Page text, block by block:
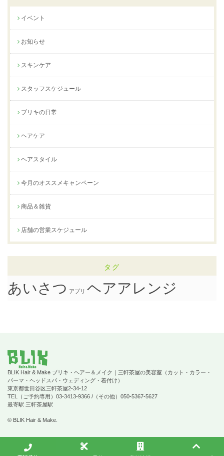
イベント
お知らせ
スキンケア
スタッフスケジュール
ブリキの日常
ヘアケア
ヘアスタイル
今月のオススメキャンペーン
商品＆雑貨
店舗の営業スケジュール
タグ
あいさつ アプリ ヘアアレンジ
BLIK Hair & Make ブリキ・ヘアー＆メイク｜三軒茶屋の美容室（カット・カラー・
パーマ・ヘッドスパ・ウェディング・着付け）
東京都世田谷区三軒茶屋2-34-12
TEL（ご予約専用）03-3413-9366 /（その他）050-5367-5627
最寄駅 三軒茶屋駅
© BLIK Hair & Make.